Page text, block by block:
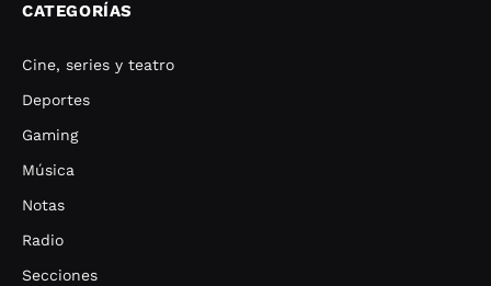
CATEGORÍAS
Cine, series y teatro
Deportes
Gaming
Música
Notas
Radio
Secciones